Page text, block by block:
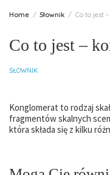
Home Słownik Co to jest
Co to jest –
SŁOWNIK
Konglomerat to rodzaj
fragmentów skalnych
która składa się z kilku